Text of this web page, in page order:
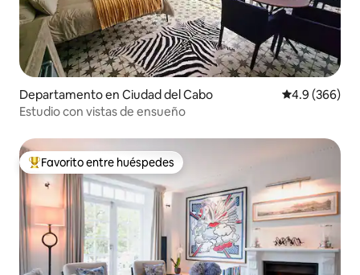
Departamento en Ciudad del Cabo Calificación
4.9 (366)
Estudio con vistas de ensueño
De los mejores en Favorito entre huéspedes
Favorito entre huéspedes